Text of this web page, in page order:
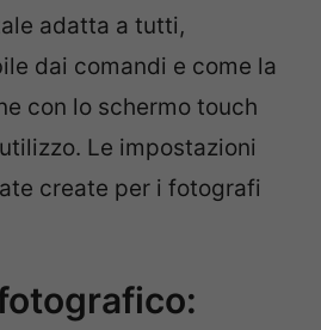
adatta a tutti,
dai comandi e come la
con lo schermo touch
Le impostazioni
create per i fotografi